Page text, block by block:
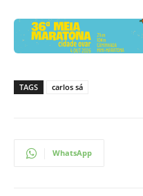
TAGS carlos sá
WhatsApp